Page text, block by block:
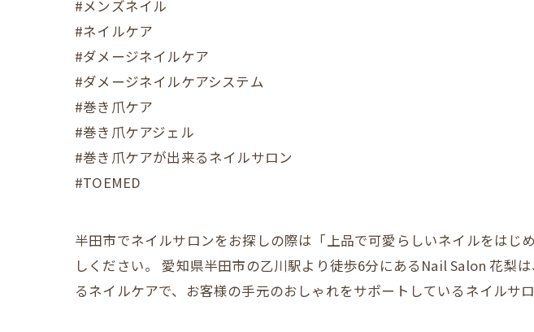
#メンズネイル
#ネイルケア
#ダメージネイルケア
#ダメージネイルケアシステム
#巻き爪ケア
#巻き爪ケアジェル
#巻き爪ケアが出来るネイルサロン
#TOEMED
半田市でネイルサロンをお探しの際は「上品で可愛らしいネイルをは
しください。 愛知県半田市の乙川駅より徒歩6分にあるNail Salon 花梨
るネイルケアで、お客様の手元のおしゃれをサポートしているネイルサロ